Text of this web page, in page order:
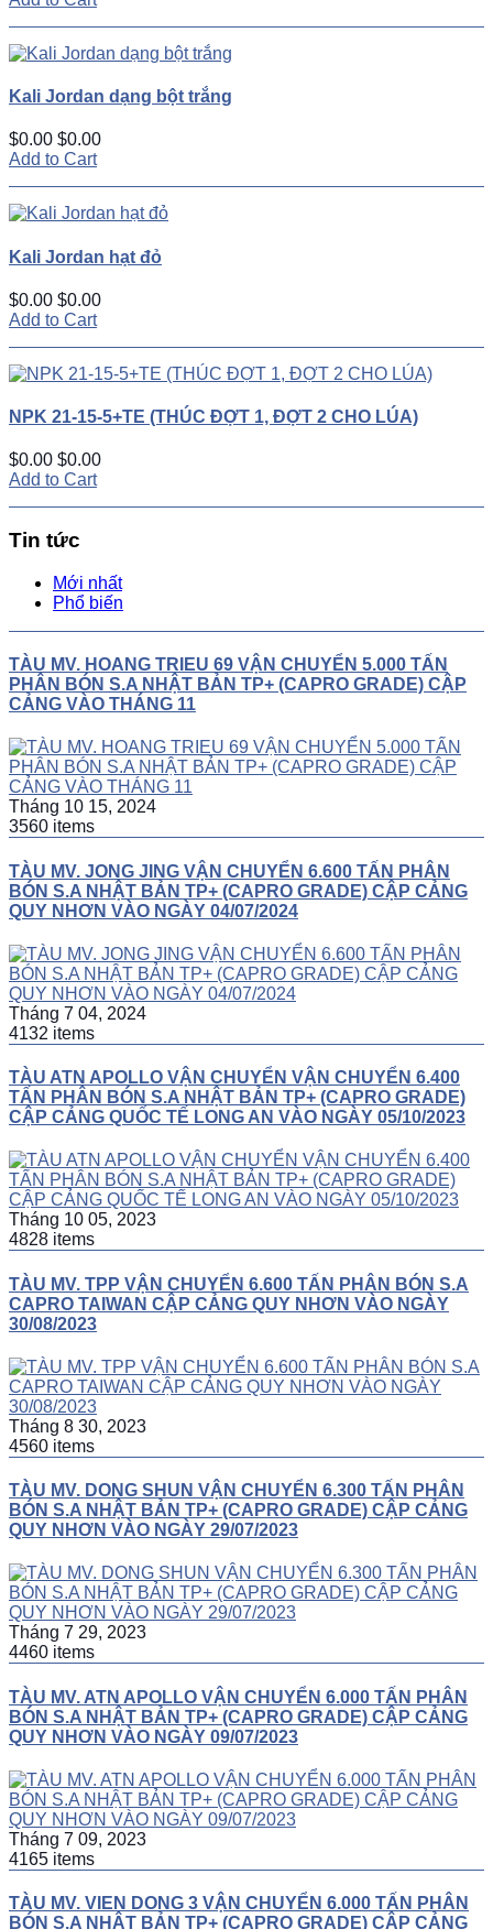
Kali Jordan dạng bột trắng
$0.00 $0.00
Add to Cart
Kali Jordan hạt đỏ
$0.00 $0.00
Add to Cart
NPK 21-15-5+TE (THÚC ĐỢT 1, ĐỢT 2 CHO LÚA)
$0.00 $0.00
Add to Cart
Tin tức
Mới nhất
Phổ biến
TÀU MV. HOANG TRIEU 69 VẬN CHUYỂN 5.000 TẤN
PHÂN BÓN S.A NHẬT BẢN TP+ (CAPRO GRADE) CẬP
CẢNG VÀO THÁNG 11
Tháng 10 15, 2024
3560 items
TÀU MV. JONG JING VẬN CHUYỂN 6.600 TẤN PHÂN
BÓN S.A NHẬT BẢN TP+ (CAPRO GRADE) CẬP CẢNG
QUY NHƠN VÀO NGÀY 04/07/2024
Tháng 7 04, 2024
4132 items
TÀU ATN APOLLO VẬN CHUYỂN VẬN CHUYỂN 6.400
TẤN PHÂN BÓN S.A NHẬT BẢN TP+ (CAPRO GRADE)
CẬP CẢNG QUỐC TẾ LONG AN VÀO NGÀY 05/10/2023
Tháng 10 05, 2023
4828 items
TÀU MV. TPP VẬN CHUYỂN 6.600 TẤN PHÂN BÓN S.A
CAPRO TAIWAN CẬP CẢNG QUY NHƠN VÀO NGÀY
30/08/2023
Tháng 8 30, 2023
4560 items
TÀU MV. DONG SHUN VẬN CHUYỂN 6.300 TẤN PHÂN
BÓN S.A NHẬT BẢN TP+ (CAPRO GRADE) CẬP CẢNG
QUY NHƠN VÀO NGÀY 29/07/2023
Tháng 7 29, 2023
4460 items
TÀU MV. ATN APOLLO VẬN CHUYỂN 6.000 TẤN PHÂN
BÓN S.A NHẬT BẢN TP+ (CAPRO GRADE) CẬP CẢNG
QUY NHƠN VÀO NGÀY 09/07/2023
Tháng 7 09, 2023
4165 items
TÀU MV. VIEN DONG 3 VẬN CHUYỂN 6.000 TẤN PHÂN
BÓN S.A NHẬT BẢN TP+ (CAPRO GRADE) CẬP CẢNG